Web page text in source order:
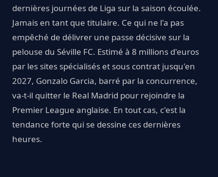
dernières journées de Liga sur la saison écoulée.
Jamais en tant que titulaire. Ce qui ne l'a pas
empêché de délivrer une passe décisive sur la
pelouse du Séville FC. Estimé à 8 millions d'euros
par les sites spécialisés et sous contrat jusqu'en
2027, Gonzalo Garcia, barré par la concurrence,
va-t-il quitter le Real Madrid pour rejoindre la
Premier League anglaise. En tout cas, c'est la
tendance forte qui se dessine ces dernières
heures.